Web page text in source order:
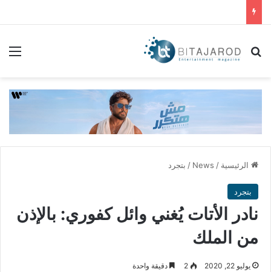
بحث عن
الرئيسية /
News
/ بتجرد
بتجرد
نادر الأتات يُغني وائل كفوري: بالإذن
من الملك
يوليو 22, 2020 2 دقيقة واحدة